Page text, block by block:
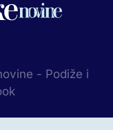
- Podiže i